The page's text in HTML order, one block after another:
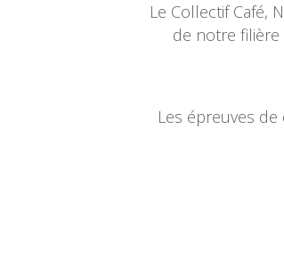
Le Collectif Café,
de notre filière
Les épreuves